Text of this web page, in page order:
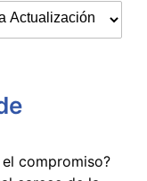
compromiso?